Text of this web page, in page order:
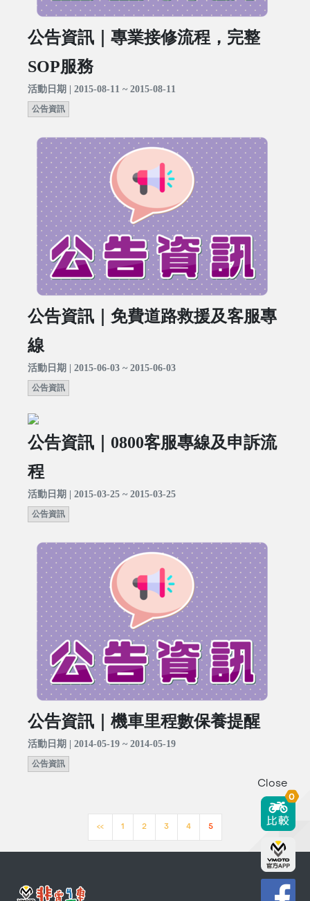
公告資訊｜專業接修流程，完整
SOP服務
活動日期 | 2015-08-11 ~ 2015-08-11
公告資訊
公告資訊｜免費道路救援及客服專
線
活動日期 | 2015-06-03 ~ 2015-06-03
公告資訊
公告資訊｜0800客服專線及申訴流
程
活動日期 | 2015-03-25 ~ 2015-03-25
公告資訊
公告資訊｜機車里程數保養提醒
活動日期 | 2014-05-19 ~ 2014-05-19
公告資訊
<< 1 2 3 4 5
Close
0